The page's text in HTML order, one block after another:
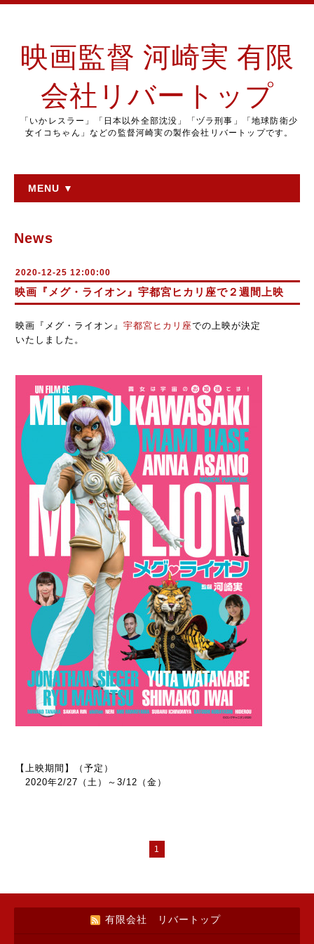
映画監督 河崎実 有限
会社リバートップ
「いかレスラー」「日本以外全部沈没」「ヅラ刑事」「地球防衛少
女イコちゃん」などの監督河崎実の製作会社リバートップです。
MENU ▼
News
2020-12-25 12:00:00
映画『メグ・ライオン』宇都宮ヒカリ座で２週間上映
映画『メグ・ライオン』 宇都宮ヒカリ座での上映が決定
いたしました。
【上映期間】（予定）
2020年2/27（土）～3/12（金）
1
有限会社 リバートップ